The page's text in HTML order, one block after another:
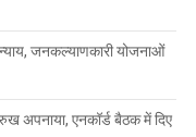
जनकल्याणकारी योजनाओं
अपनाया, एनकॉर्ड बैठक में दिए